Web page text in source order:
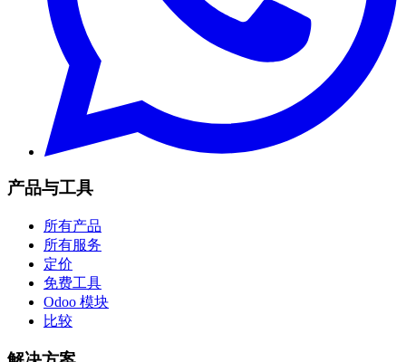
产品与工具
所有产品
所有服务
定价
免费工具
Odoo 模块
比较